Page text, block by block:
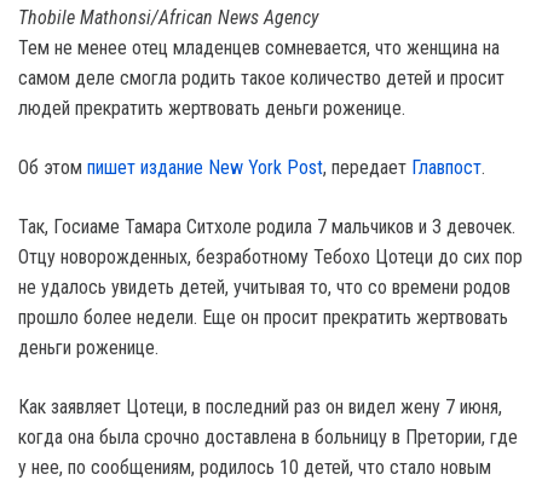
Thobile Mathonsi/African News Agency
Тем не менее отец младенцев сомневается, что женщина на
самом деле смогла родить такое количество детей и просит
людей прекратить жертвовать деньги роженице.
Об этом пишет издание New York Post, передает Главпост.
Так, Госиаме Тамара Ситхоле родила 7 мальчиков и 3 девочек.
Отцу новорожденных, безработному Тебохо Цотеци до сих пор
не удалось увидеть детей, учитывая то, что со времени родов
прошло более недели. Еще он просит прекратить жертвовать
деньги роженице.
Как заявляет Цотеци, в последний раз он видел жену 7 июня,
когда она была срочно доставлена в больницу в Претории, где
у нее, по сообщениям, родилось 10 детей, что стало новым